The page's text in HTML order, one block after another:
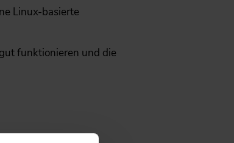
Linux-basierte
funktionieren und die